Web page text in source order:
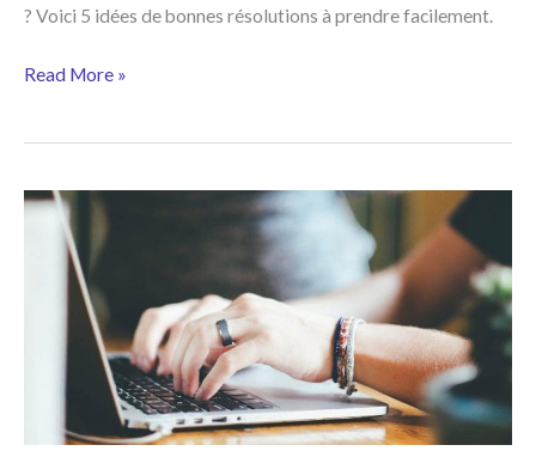
? Voici 5 idées de bonnes résolutions à prendre facilement.
Freelancers:
pour
2018
Read More »